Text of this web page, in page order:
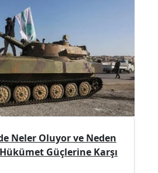
Neler Oluyor ve Neden
Güçlerine Karşı